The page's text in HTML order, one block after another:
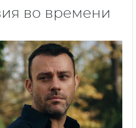
во времени